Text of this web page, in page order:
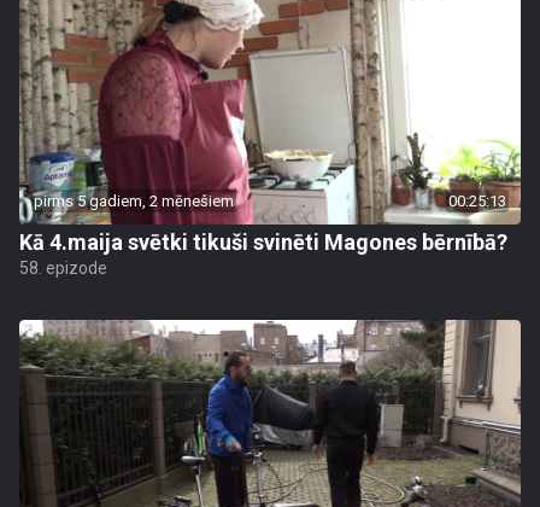
pirms 5 gadiem, 2 mēnešiem 00:25:13
Kā 4.maija svētki tikuši svinēti Magones bērnībā?
58. epizode